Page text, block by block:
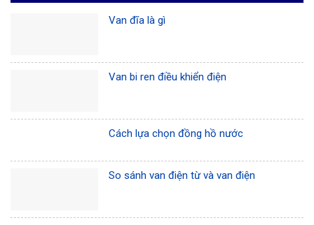
Van đĩa là gì
Van bi ren điều khiển điện
Cách lựa chọn đồng hồ nước
So sánh van điện từ và van điện